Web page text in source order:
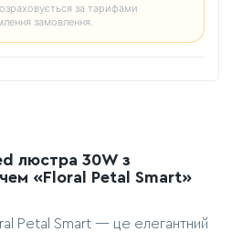
за тарифами
замовлення.
люстра 30W з
«Floral Petal Smart»
Petal Smart — це елегантний